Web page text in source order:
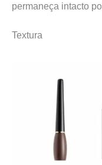
permaneça intacto
Textura